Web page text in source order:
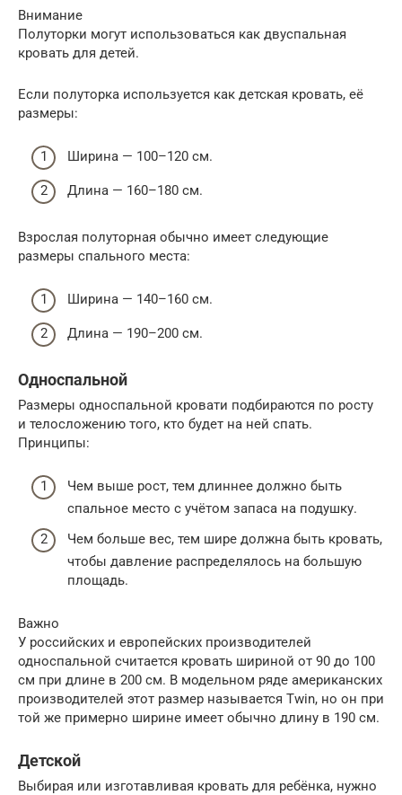
Внимание
Полуторки могут использоваться как двуспальная
кровать для детей.
Если полуторка используется как детская кровать, её
размеры:
Ширина — 100–120 см.
Длина — 160–180 см.
Взрослая полуторная обычно имеет следующие
размеры спального места:
Ширина — 140–160 см.
Длина — 190–200 см.
Односпальной
Размеры односпальной кровати подбираются по росту
и телосложению того, кто будет на ней спать.
Принципы:
Чем выше рост, тем длиннее должно быть
спальное место с учётом запаса на подушку.
Чем больше вес, тем шире должна быть кровать,
чтобы давление распределялось на большую
площадь.
Важно
У российских и европейских производителей
односпальной считается кровать шириной от 90 до 100
см при длине в 200 см. В модельном ряде американских
производителей этот размер называется Twin, но он при
той же примерно ширине имеет обычно длину в 190 см.
Детской
Выбирая или изготавливая кровать для ребёнка, нужно